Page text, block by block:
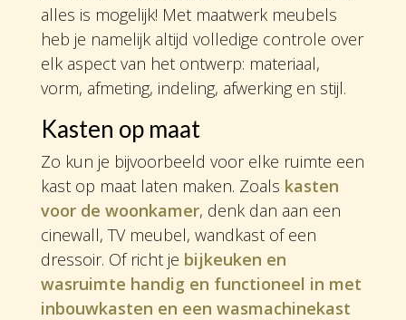
alles is mogelijk! Met maatwerk meubels
heb je namelijk altijd volledige controle over
elk aspect van het ontwerp: materiaal,
vorm, afmeting, indeling, afwerking en stijl.
Kasten op maat
Zo kun je bijvoorbeeld voor elke ruimte een
kast op maat laten maken. Zoals kasten
voor de woonkamer, denk dan aan een
cinewall, TV meubel, wandkast of een
dressoir. Of richt je bijkeuken en
wasruimte handig en functioneel in met
inbouwkasten en een wasmachinekast